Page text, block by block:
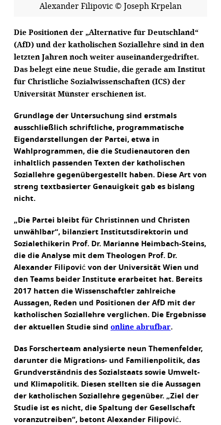
Alexander Filipovic © Joseph Krpelan
Die Positionen der „Alternative für Deutschland“
(AfD) und der katholischen Soziallehre sind in den
letzten Jahren noch weiter auseinandergedriftet.
Das belegt eine neue Studie, die gerade am Institut
für Christliche Sozialwissenschaften (ICS) der
Universität Münster erschienen ist.
Grundlage der Untersuchung sind erstmals
ausschließlich schriftliche, programmatische
Eigendarstellungen der Partei, etwa in
Wahlprogrammen, die die Studienautoren den
inhaltlich passenden Texten der katholischen
Soziallehre gegenübergestellt haben. Diese Art von
streng textbasierter Genauigkeit gab es bislang
nicht.
„Die Partei bleibt für Christinnen und Christen
unwählbar“, bilanziert Institutsdirektorin und
Sozialethikerin Prof. Dr. Marianne Heimbach-Steins,
die die Analyse mit dem Theologen Prof. Dr.
Alexander Filipović von der Universität Wien und
den Teams beider Institute erarbeitet hat. Bereits
2017 hatten die Wissenschaftler zahlreiche
Aussagen, Reden und Positionen der AfD mit der
katholischen Soziallehre verglichen. Die Ergebnisse
der aktuellen Studie sind online abrufbar.
Das Forscherteam analysierte neun Themenfelder,
darunter die Migrations- und Familienpolitik, das
Grundverständnis des Sozialstaats sowie Umwelt-
und Klimapolitik. Diesen stellten sie die Aussagen
der katholischen Soziallehre gegenüber. „Ziel der
Studie ist es nicht, die Spaltung der Gesellschaft
voranzutreiben“, betont Alexander Filipović.